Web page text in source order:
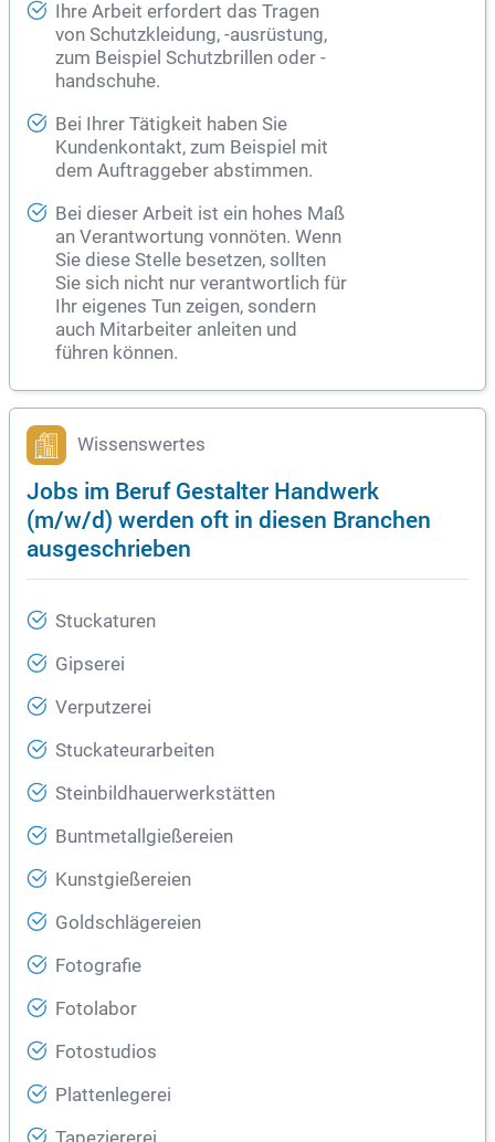
Ihre Arbeit erfordert das Tragen
von Schutzkleidung, -ausrüstung,
zum Beispiel Schutzbrillen oder -
handschuhe.
Bei Ihrer Tätigkeit haben Sie
Kundenkontakt, zum Beispiel mit
dem Auftraggeber abstimmen.
Bei dieser Arbeit ist ein hohes Maß
an Verantwortung vonnöten. Wenn
Sie diese Stelle besetzen, sollten
Sie sich nicht nur verantwortlich für
Ihr eigenes Tun zeigen, sondern
auch Mitarbeiter anleiten und
führen können.
Wissenswertes
Jobs im Beruf Gestalter Handwerk
(m/w/d) werden oft in diesen Branchen
ausgeschrieben
Stuckaturen
Gipserei
Verputzerei
Stuckateurarbeiten
Steinbildhauerwerkstätten
Buntmetallgießereien
Kunstgießereien
Goldschlägereien
Fotografie
Fotolabor
Fotostudios
Plattenlegerei